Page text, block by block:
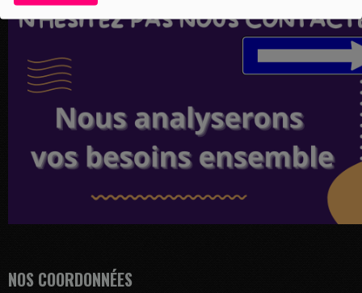
NOS COORDONNÉES